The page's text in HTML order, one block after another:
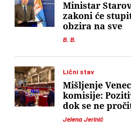
B. B.
Ministar
zakoni će
obzira na sve
Lični stav
Jelena Jerinić
Mišljenje
komisije:
dok se ne